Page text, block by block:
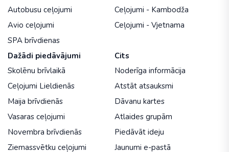
Autobusu ceļojumi
Avio ceļojumi
SPA brīvdienas
Ceļojumi - Kambodža
Ceļojumi - Vjetnama
Dažādi piedāvājumi
Skolēnu brīvlaikā
Ceļojumi Lieldienās
Maija brīvdienās
Vasaras ceļojumi
Novembra brīvdienās
Ziemassvētku ceļojumi
Cits
Noderīga informācija
Atstāt atsauksmi
Dāvanu kartes
Atlaides grupām
Piedāvāt ideju
Jaunumi e-pastā